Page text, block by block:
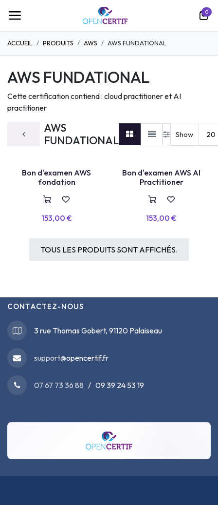
0
ACCUEIL PRODUITS AWS AWS FUNDATIONAL
AWS FUNDATIONAL
Cette certification contiend : cloud practitioner et AI
practitioner
AWS
FUNDATIONAL
Show 20
VOUCHER
Bon d'examen AWS
fondation
153,00 €
VOUCHER
Bon d'examen AWS AI
Practitioner
153,00 €
TOUS LES PRODUITS SONT AFFICHÉS.
CONTACTEZ-NOUS
3 rue Thomas Gobert, 91120 Palaiseau
support@opencertif.fr
07 67 73 36 88 / 09 39 24 53 19